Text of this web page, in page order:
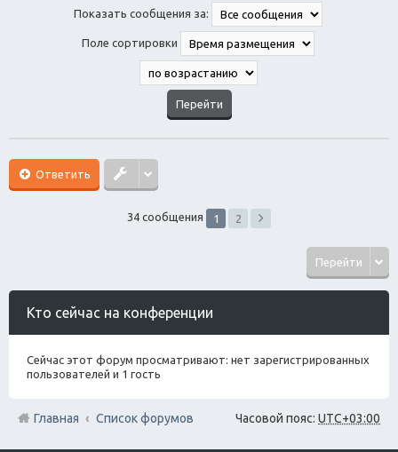
Показать сообщения за:
Поле сортировки
Ответить
34 сообщения 1 2
Перейти
Кто сейчас на конференции
Сейчас этот форум просматривают: нет зарегистрированных
пользователей и 1 гость
Часовой пояс: UTC+03:00
Главная Список форумов